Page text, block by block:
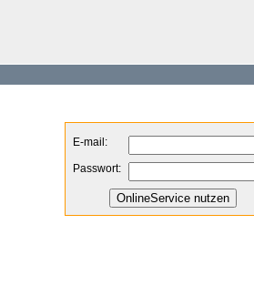
E-mail:
Passwort: